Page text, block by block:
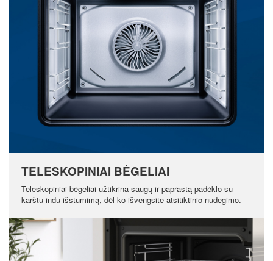
TELESKOPINIAI BĖGELIAI
Teleskopiniai bėgeliai užtikrina saugų ir paprastą padėklo su
karštu indu išstūmimą, dėl ko išvengsite atsitiktinio nudegimo.